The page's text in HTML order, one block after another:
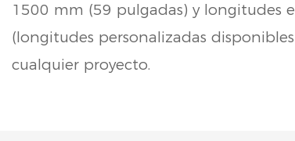
1500 mm (59 pulgadas) y longitudes
(longitudes personalizadas
cualquier proyecto.